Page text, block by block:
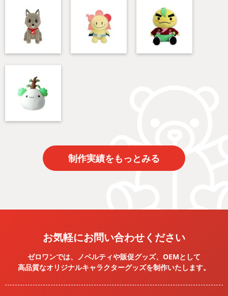
制作実績をもっとみる
お気軽にお問い合わせください
ゼロワンでは、ノベルティや販促グッズ、OEMとして
高品質なオリジナルキャラクターグッズを制作いたします。